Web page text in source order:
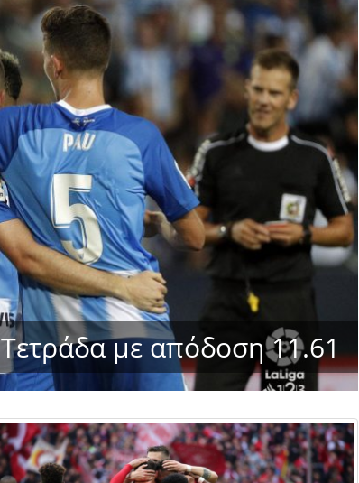
Τετράδα με απόδοση 11.61